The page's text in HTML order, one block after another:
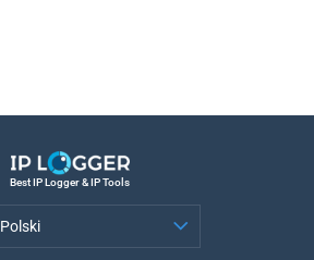
Best IP Logger & IP Tools
Polski